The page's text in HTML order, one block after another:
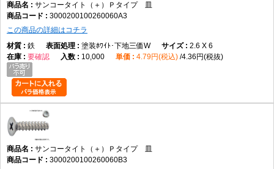
サンコータイト（＋）Ｐタイプ 皿
3000200100260060A3
この商品の詳細はコチラ
鉄
塗装ﾎﾜｲﾄ･下地三価W
2.6 X 6
要確認
10,000 4.79円(税込) 4.36円(税抜)
サンコータイト（＋）Ｐタイプ 皿
3000200100260060B3